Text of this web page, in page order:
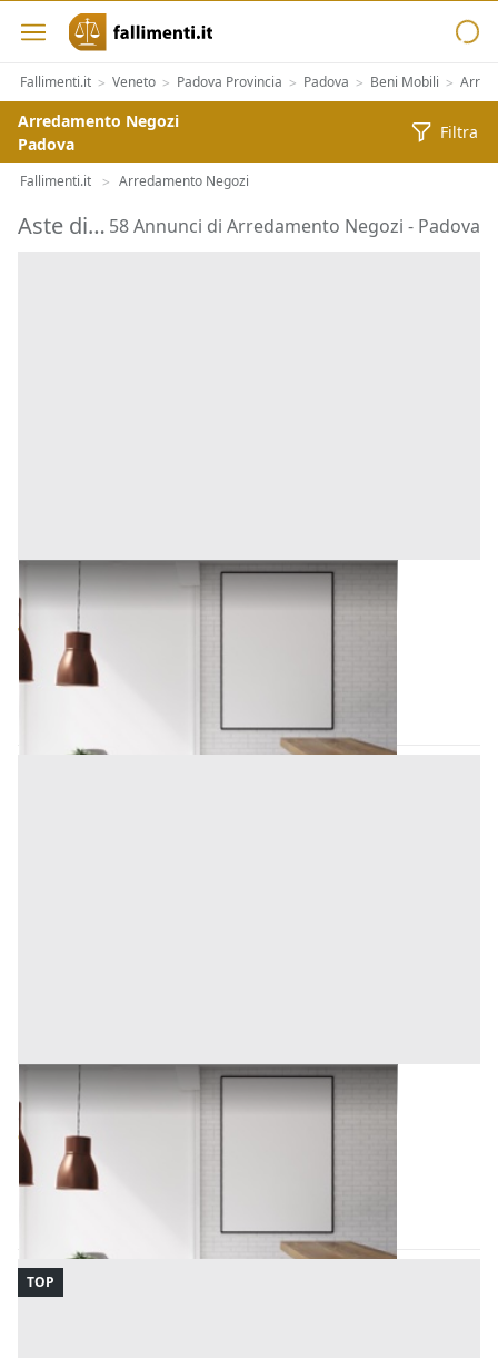
Fallimenti.it > Veneto > Padova Provincia > Padova > Beni Mobili >
Arredamento Negozi
Padova
Filtra
Fallimenti.it > Arredamento Negozi
Aste di Arredamento Negozi Padova 58 Annunci di Arredamento Negozi - Padova
Arredamento Negozi all'asta a Padova
Padova (Padova)
Offerta minima
7.122 €
Arredamento Negozi all'asta a Padova
Padova
Offerta minima
9.026,68 €
Codice asta:
TOP